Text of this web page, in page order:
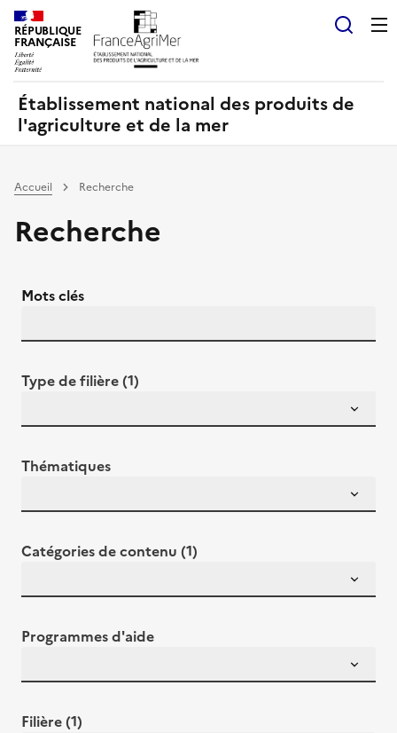
RÉPUBLIQUE
FRANÇAISE
Établissement national des produits de
l'agriculture et de la mer
Accueil Recherche
Recherche
Mots clés
Type de filière (1)
Thématiques
Catégories de contenu (1)
Programmes d'aide
Filière (1)
Panneau de gestion des cookies